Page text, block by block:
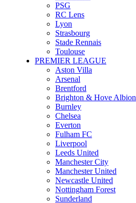
PSG
RC Lens
Lyon
Strasbourg
Stade Rennais
Toulouse
PREMIER LEAGUE
Aston Villa
Arsenal
Brentford
Brighton & Hove Albion
Burnley
Chelsea
Everton
Fulham FC
Liverpool
Leeds United
Manchester City
Manchester United
Newcastle United
Nottingham Forest
Sunderland